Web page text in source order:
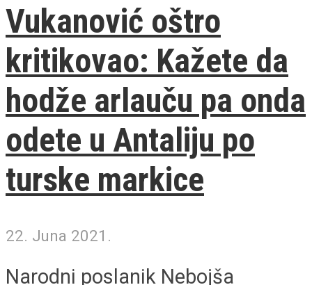
Vukanović oštro
kritikovao: Kažete da
hodže arlauču pa onda
odete u Antaliju po
turske markice
22. Juna 2021.
Narodni poslanik Nebojša